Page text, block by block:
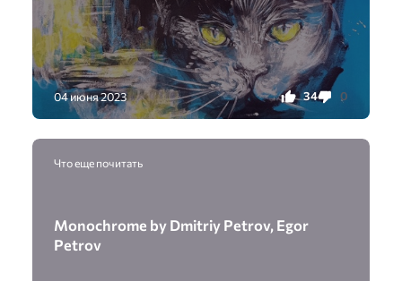
04 июня 2023 34 0
Что еще почитать
Monochrome by Dmitriy Petrov, Egor
Petrov